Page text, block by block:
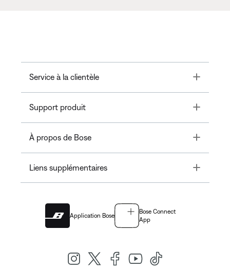
Service à la clientèle Toggle
Support produit Toggle
À propos de Bose Toggle
Liens supplémentaires Toggle
Application Bose
Bose Connect
App